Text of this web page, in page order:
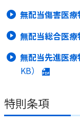
無配当傷害医療
無配当総合医療
無配当先進医
KB）
特則条項